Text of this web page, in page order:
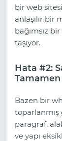
bir web
anlaşılır bir
bağımsız
taşıyor.
Hata #2:
Tamamen
Bazen bir
paragraf,
ve yapı